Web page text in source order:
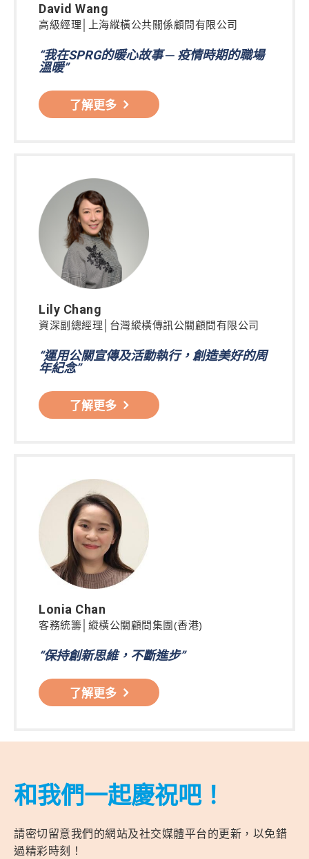
David Wang
高級經理│上海縱橫公共關係顧問有限公司
“我在SPRG的暖心故事 ─ 疫情時期的職場
溫暖”
了解更多
Lily Chang
資深副總經理│台灣縱橫傳訊公關顧問有限公司
“運用公關宣傳及活動執行，創造美好的周
年紀念”
了解更多
Lonia Chan
客務統籌│縱橫公關顧問集團(香港)
“保持創新思維，不斷進步”
了解更多
和我們一起慶祝吧！
請密切留意我們的網站及社交媒體平台的更新，以免錯
過精彩時刻！